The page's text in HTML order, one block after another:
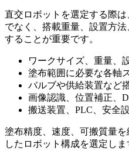
直交ロボットを選定する際
でなく、搭載重量、設置方
することが重要です。
ワークサイズ、重量、
塗布範囲に必要な各軸
バルブや供給装置など
画像認識、位置補正、
搬送装置、PLC、安全
塗布精度、速度、可搬質量
したロボット構成を選定しま